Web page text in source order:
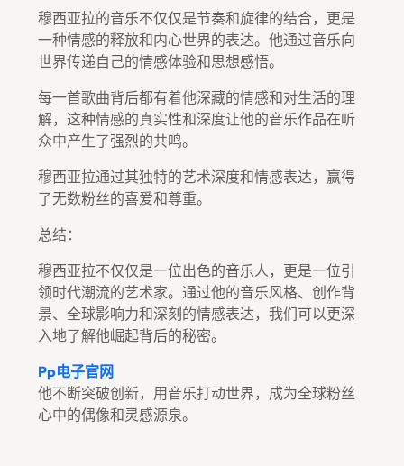
穆西亚拉的音乐不仅仅是节奏和旋律的结合，更是
一种情感的释放和内心世界的表达。他通过音乐向
世界传递自己的情感体验和思想感悟。
每一首歌曲背后都有着他深藏的情感和对生活的理
解，这种情感的真实性和深度让他的音乐作品在听
众中产生了强烈的共鸣。
穆西亚拉通过其独特的艺术深度和情感表达，赢得
了无数粉丝的喜爱和尊重。
总结：
穆西亚拉不仅仅是一位出色的音乐人，更是一位引
领时代潮流的艺术家。通过他的音乐风格、创作背
景、全球影响力和深刻的情感表达，我们可以更深
入地了解他崛起背后的秘密。
Pp电子官网
他不断突破创新，用音乐打动世界，成为全球粉丝
心中的偶像和灵感源泉。